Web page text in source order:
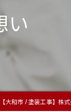
い
【大和市 / 塗装工事】株